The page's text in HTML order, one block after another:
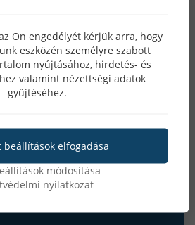
Ön engedélyét kérjük arra, hogy
eszközén személyre szabott
nyújtásához, hirdetés- és
valamint nézettségi adatok
gyűjtéséhez.
beállítások elfogadása
módosítása
nyilatkozat